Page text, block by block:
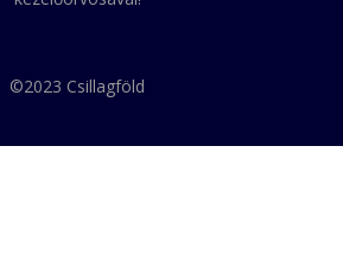
©2023 Csillagföld